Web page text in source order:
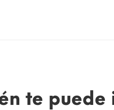
te puede